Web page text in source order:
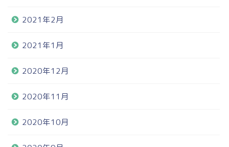
2021年2月
2021年1月
2020年12月
2020年11月
2020年10月